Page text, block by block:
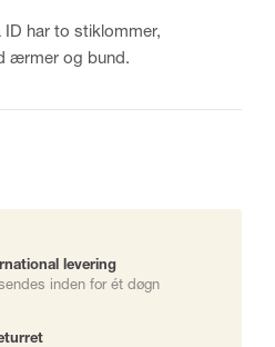
har to stiklommer,
ærmer og bund.
levering
inden for ét døgn